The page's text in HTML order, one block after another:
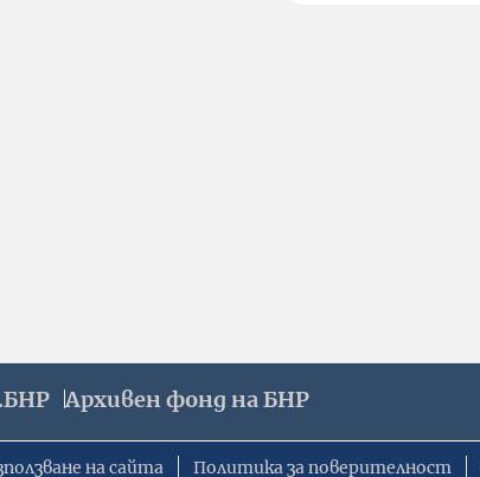
Архивен фонд на БНР
на сайта Политика за поверителност